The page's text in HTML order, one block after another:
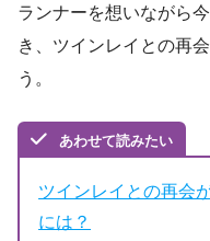
ランナーを想いながら
き、ツインレイとの再
う。
あわせて読みたい
ツインレイとの再会
には？